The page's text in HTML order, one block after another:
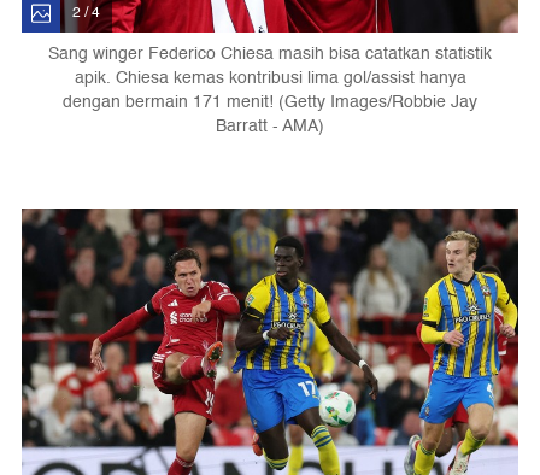
2 / 4
Sang winger Federico Chiesa masih bisa catatkan statistik
apik. Chiesa kemas kontribusi lima gol/assist hanya
dengan bermain 171 menit! (Getty Images/Robbie Jay
Barratt - AMA)